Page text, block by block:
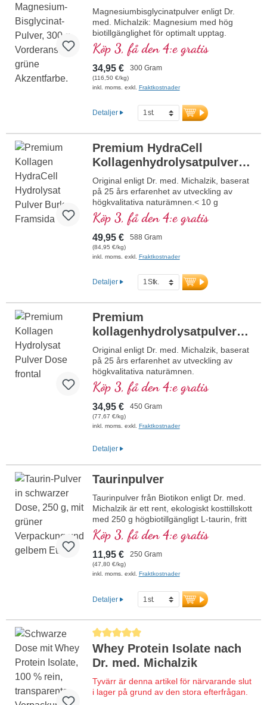
Magnesiumbisglycinatpulver enligt Dr.
med. Michalzik: Magnesium med hög
biotillgänglighet för optimalt upptag.
Stödjer musklernas och nervernas
funktion samt energimetabolismen.
Perfekt att dosera med 1,5–3 g per dag,
utan tillsatser, veganskt och hållbart
tillverkat i Tyskland, utvecklat av läkare.
standarderna, baserat på över 40 års
expertis inom vitalämnen och över 20 års
Michalzik – för en optimal tillförsel av detta
livsviktiga mineral, beprövat, certifierat
och hållbart. Perfekt för veganer och
vegetarianer.
mer information om
Magnesiumbisglycinatpulver
Köp 3, få den 4:e gratis
34,95 € 300 Gram
(116,50 €/kg)
inkl. moms. exkl. Fraktkostnader
Detaljer
Premium HydraCell
Kollagenhydrolysatpulver
NY
Original enligt Dr. med. Michalzik, baserat
på 25 års erfarenhet av utveckling av
högkvalitativa naturämnen.< 10 g
höggradigt renat kollagenhydrolysat med
över 99 % kollagenpeptider per dagsdos.
Innehåller 9 % hydroxyprolin, 12 % prolin
och 22,5 % glycin samt den innovativa
HydraCell-cellhydratiseringsmatrisen med
inositol, 1 000 mg taurin och 80 mg
vitamin C.
Köp 3, få den 4:e gratis
49,95 € 588 Gram
(84,95 €/kg)
inkl. moms. exkl. Fraktkostnader
Detaljer
Premium
kollagenhydrolysatpulver
NY
Original enligt Dr. med. Michalzik, baserat
på 25 års erfarenhet av utveckling av
högkvalitativa naturämnen.
10 g höggradigt rent kollagenhydrolysat
med över 99 % kollagenpeptider per
dagsdos. Innehåller 9 % hydroxyprolin, 12
% prolin och 22,5 % glycin – en
högkvalitativ, kollagentypisk
Neutral i smaken
kollagenpeptider av typ I och III från
nötkreatur från artanpassad
betesuppfödning (grass-fed). Den särskilt
lilla molekylstorleken på ca 2 000 Dalton
möjliggör mycket god löslighet och
upptag.
Den höga halten hydroxyprolin står för
den höga kvaliteten på detta
kollagenhydrolysat och ger samtidigt hög
termostabilitet, så att pulvret
mer information om Premium
Köp 3, få den 4:e gratis
34,95 € 450 Gram
(77,67 €/kg)
inkl. moms. exkl. Fraktkostnader
Detaljer
Taurinpulver
Taurinpulver från Biotikon enligt Dr. med.
Michalzik är ett rent, ekologiskt kosttillskott
med 250 g högbiotillgängligt L-taurin, fritt
från alla tillsatser och baserat på
aminosyrorna cystein och metionin.
Köp 3, få den 4:e gratis
11,95 € 250 Gram
(47,80 €/kg)
inkl. moms. exkl. Fraktkostnader
Detaljer
Genomsnittligt betyg på 5 av 5 stjärnor
Whey Protein Isolate nach
Dr. med. Michalzik
Tyvärr är denna artikel för närvarande slut
i lager på grund av den stora efterfrågan.